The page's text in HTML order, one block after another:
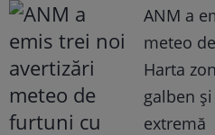
ANM a
meteo
Harta
galben
extremă